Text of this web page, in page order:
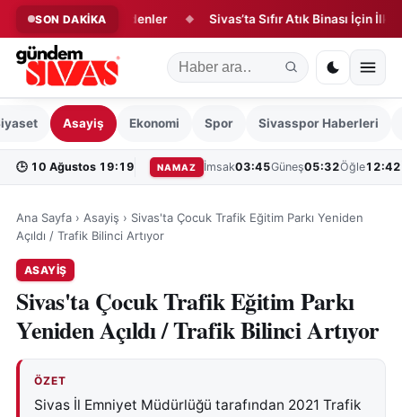
SON DAKİKA
günü vefat edenler ◆ Sivas’ta Sıfır Atık Binası İçin İlk Adım
Asayiş Ekonomi Spor Sivasspor Haberleri
🕒 10 Ağustos 19:19 NAMAZ İmsak03:45Güneş05:32Öğle12:42
Ana Sayfa › Asayiş › Sivas'ta Çocuk Trafik Eğitim Parkı Yeniden
Açıldı / Trafik Bilinci Artıyor
ASAYIŞ
Sivas'ta Çocuk Trafik Eğitim Parkı
Yeniden Açıldı / Trafik Bilinci Artıyor
ÖZET
Sivas İl Emniyet Müdürlüğü tarafından 2021 Trafik